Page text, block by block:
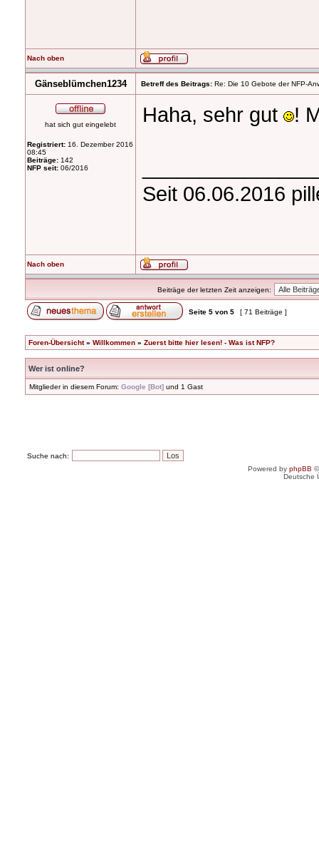
Nach oben
Gänseblümchen1234 Betreff des Beitrags: Re: Die 10 Gebote der NFP-
hat sich gut eingelebt
Registriert: 16. Dezember 2016
08:45
Beiträge: 142
NFP seit: 06/2016
Haha, sehr gut !
Seit 06.06.2016
Nach oben
Beiträge der letzten Zeit anzeigen:
Seite 5 von 5 [ 71 Beiträge ]
Foren-Übersicht» Willkommen » Zuerst bitte hier lesen! - Was ist NFP?
Wer ist online?
Mitglieder in diesem Forum: Google [Bot] und 1 Gast
Suche nach:
Powered by phpBB
Deutsche